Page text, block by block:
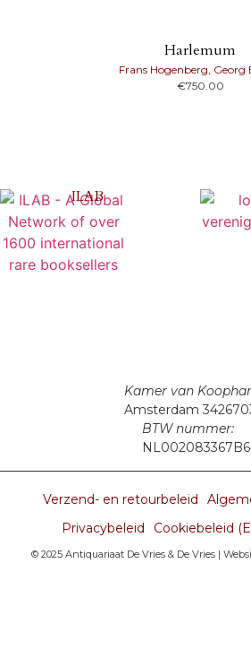
Harlemum
Frans Hogenberg, Georg
€750.00
Kamer van
Amsterdam
BTW nummer:
ILAB
Verzend- en retourbeleid
Privacybeleid
Cookiebeleid
© 2025 Antiquariaat De Vries & De Vries |